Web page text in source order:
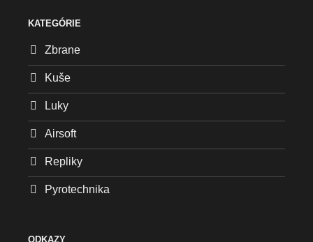
KATEGÓRIE
Zbrane
Kuše
Luky
Airsoft
Repliky
Pyrotechnika
ODKAZY